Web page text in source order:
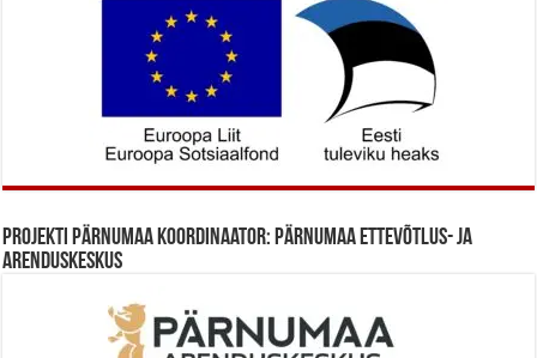
Projekti Pärnumaa koordinaator: Pärnumaa Ettevõtlus- ja
Arenduskeskus